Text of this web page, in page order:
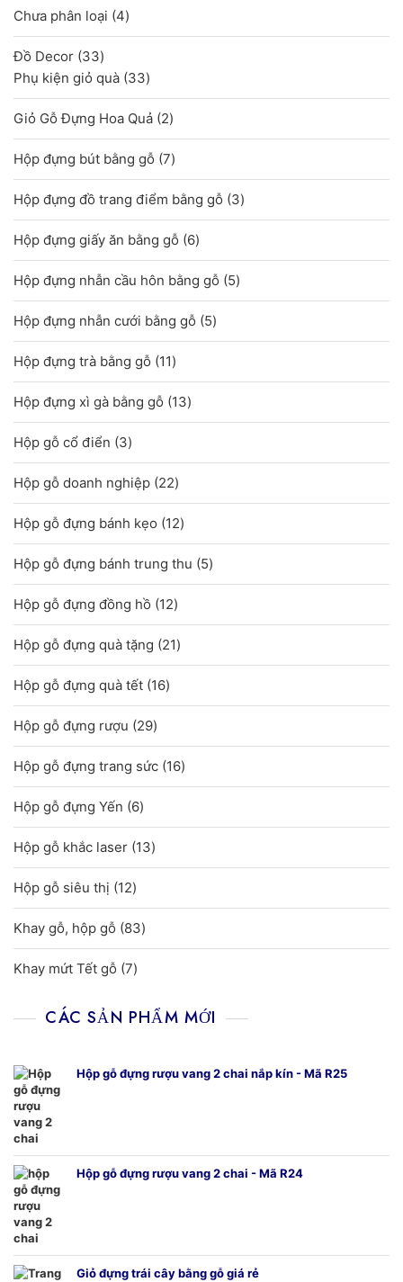
Chưa phân loại 44
sản
Đồ Decor 3333
sản
phẩm
Phụ kiện giỏ quà 3333
sản
phẩm
Giỏ Gỗ Đựng Hoa Quả 22
sản
phẩm
Hộp đựng bút bằng gỗ 77
sản
phẩm
Hộp đựng đồ trang điểm bằng gỗ 33
sản
Hộp đựng giấy ăn bằng gỗ 66
sản
phẩm
Hộp đựng nhẫn cầu hôn bằng gỗ 55
sản
Hộp đựng nhẫn cưới bằng gỗ 55
sản
Hộp đựng trà bằng gỗ 1111
sản
phẩm
Hộp đựng xì gà bằng gỗ 1313
sản
Hộp gỗ cổ điển 33
sản
phẩm
Hộp gỗ doanh nghiệp 2222
sản
phẩm
Hộp gỗ đựng bánh kẹo 1212
sản
phẩm
Hộp gỗ đựng bánh trung thu 55
sản
Hộp gỗ đựng đồng hồ 1212
sản
phẩm
Hộp gỗ đựng quà tặng 2121
sản
Hộp gỗ đựng quà tết 1616
sản
Hộp gỗ đựng rượu 2929
sản
phẩm
Hộp gỗ đựng trang sức 1616
sản
Hộp gỗ đựng Yến 66
sản
phẩm
Hộp gỗ khắc laser 1313
sản
Hộp gỗ siêu thị 1212
sản
phẩm
Khay gỗ, hộp gỗ 8383
sản
Khay mứt Tết gỗ 77
phẩm
CÁC SẢN PHẨM MỚI
Hộp gỗ đựng rượu vang 2 chai nắp kín - Mã R25
Hộp gỗ đựng rượu vang 2 chai - Mã R24
Giỏ đựng trái cây bằng gỗ giá rẻ